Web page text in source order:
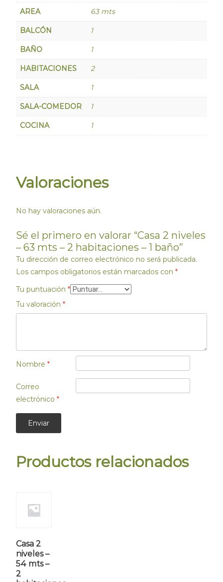
AREA 63 mts
BALCÓN 1
BAÑO 1
HABITACIONES 2
SALA 1
SALA-COMEDOR 1
COCINA 1
Valoraciones
No hay valoraciones aún.
Sé el primero en valorar “Casa 2 niveles
– 63 mts – 2 habitaciones – 1 baño”
Tu dirección de correo electrónico no será publicada.
Los campos obligatorios están marcados con *
Tu puntuación *
Tu valoración *
Nombre *
Correo
electrónico *
Productos relacionados
Casa 2
niveles –
54 mts –
2